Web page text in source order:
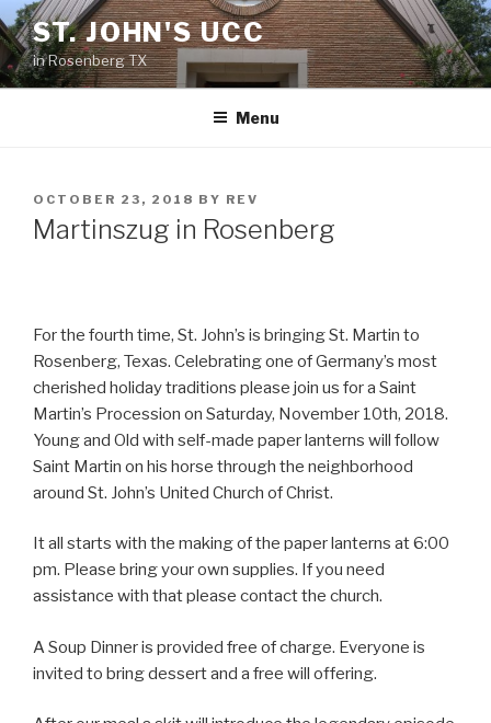
Skip
to
content
ST. JOHN'S UCC
in Rosenberg TX
Menu
POSTED
ON
OCTOBER 23, 2018 BY REV
Martinszug in Rosenberg
For the fourth time, St. John’s is bringing St. Martin to
Rosenberg, Texas. Celebrating one of Germany’s most
cherished holiday traditions please join us for a Saint
Martin’s Procession on Saturday, November 10th, 2018.
Young and Old with self-made paper lanterns will follow
Saint Martin on his horse through the neighborhood
around St. John’s United Church of Christ.
It all starts with the making of the paper lanterns at 6:00
pm. Please bring your own supplies. If you need
assistance with that please contact the church.
A Soup Dinner is provided free of charge. Everyone is
invited to bring dessert and a free will offering.